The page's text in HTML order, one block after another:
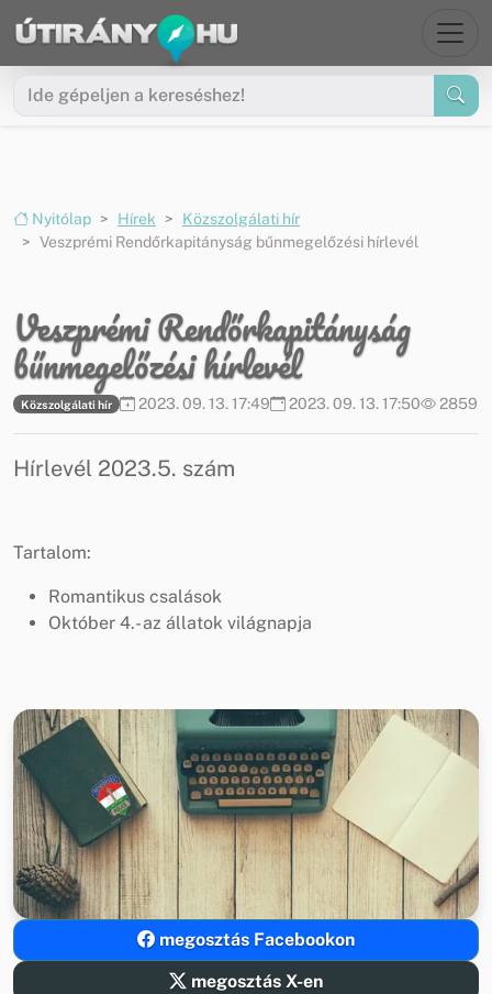
Ugrás a menüre
Ugrás a tartalomra
Nyitólap Hírek
Közszolgálati hír
Veszprémi Rendőrkapitányság bűnmegelőzési hírlevél
Veszprémi Rendőrkapitányság
bűnmegelőzési hírlevél
Közszolgálati hír 2023. 09. 13. 17:49 2023. 09. 13. 17:50 2859
Hírlevél 2023.5. szám
Tartalom:
Romantikus csalások
Október 4.- az állatok világnapja
megosztás Facebookon
megosztás X-en